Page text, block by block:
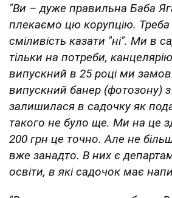
"Ви – дуже правильна Баба
плекаємо цю корупцію.
сміливість казати "ні". Ми в
тільки на потреби,
випускний в 25 році ми
випускний банер (фотозону) з
залишилася в садочку як
такого не було ще. Ми на це
200 грн це точно. Але не
вже занадто. В них є
освіти, в які садочок має